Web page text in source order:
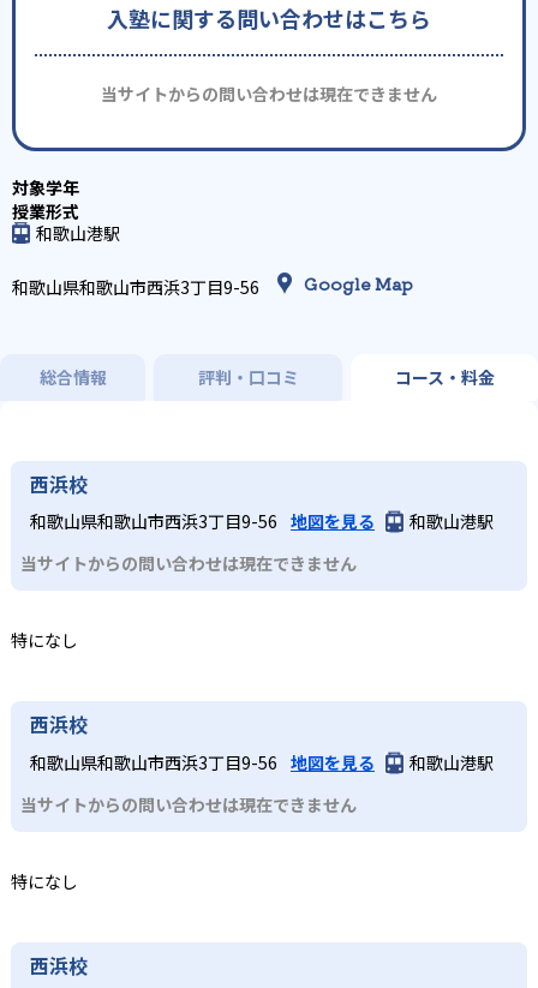
入塾に関する問い合わせはこちら
当サイトからの問い合わせは現在できません
和歌山港駅
和歌山県和歌山市西浜3丁目9-56 Google Map
総合情報 評判・口コミ コース・料金
西浜校
和歌山県和歌山市西浜3丁目9-56 地図を見る
和歌山港駅
当サイトからの問い合わせは現在できません
特になし
西浜校
和歌山県和歌山市西浜3丁目9-56 地図を見る
和歌山港駅
当サイトからの問い合わせは現在できません
特になし
西浜校